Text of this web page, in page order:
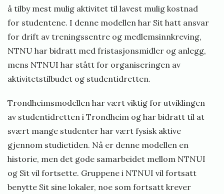
å tilby mest mulig aktivitet til lavest mulig kostnad
for studentene. I denne modellen har Sit hatt ansvar
for drift av treningssentre og medlemsinnkreving,
NTNU har bidratt med fristasjonsmidler og anlegg,
mens NTNUI har stått for organiseringen av
aktivitetstilbudet og studentidretten.
Trondheimsmodellen har vært viktig for utviklingen
av studentidretten i Trondheim og har bidratt til at
svært mange studenter har vært fysisk aktive
gjennom studietiden. Nå er denne modellen en
historie, men det gode samarbeidet mellom NTNUI
og Sit vil fortsette. Gruppene i NTNUI vil fortsatt
benytte Sit sine lokaler, noe som fortsatt krever